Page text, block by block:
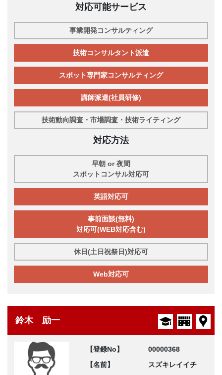
対応可能サービス
事業開発コンサルティング
技術コンサルタント派遣
スポット専門家コンサルティング
講師派遣(社員研修)
技術動向調査・市場調査・技術ライティング
対応方法
早朝 or 夜間
スポットコンサル対応可
英語対応可
事前面談(無料)
対応可(WEB対応含む)
休日(土日祝祭日)対応可
Web対応可
鈴木 励一
【登録No】
00000368
【名前】
スズキレイイチ